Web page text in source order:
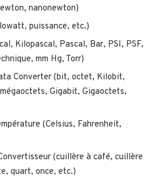
nanonewton)
puissance, etc.)
Kilopascal, Pascal, Bar, PSI, PSF,
mm Hg, Torr)
Converter (bit, octet, Kilobit,
Gigabit, Gigaoctets,
(Celsius, Fahrenheit,
(cuillère à café, cuillère
quart, once, etc.)